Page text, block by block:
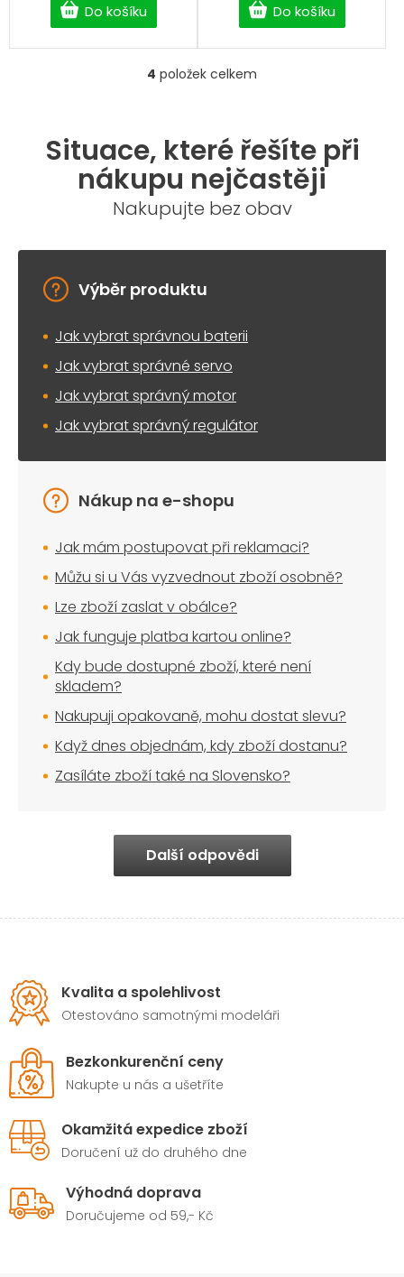
Do košíku Do košíku
O
d
a
c
í
p
v
y
p
s
u
4 položek celkem
Situace, které řešíte při
nákupu nejčastěji
Nakupujte bez obav
Výběr produktu
Jak vybrat správnou baterii
Jak vybrat správné servo
Jak vybrat správný motor
Jak vybrat správný regulátor
Nákup na e-shopu
Jak mám postupovat při reklamaci?
Můžu si u Vás vyzvednout zboží osobně?
Lze zboží zaslat v obálce?
Jak funguje platba kartou online?
Kdy bude dostupné zboží, které není
skladem?
Nakupuji opakovaně, mohu dostat slevu?
Když dnes objednám, kdy zboží dostanu?
Zasíláte zboží také na Slovensko?
Další odpovědi
Kvalita a spolehlivost
Otestováno samotnými modeláři
Bezkonkurenční ceny
Nakupte u nás a ušetříte
Okamžitá expedice zboží
Doručení už do druhého dne
Výhodná doprava
Doručujeme od 59,- Kč